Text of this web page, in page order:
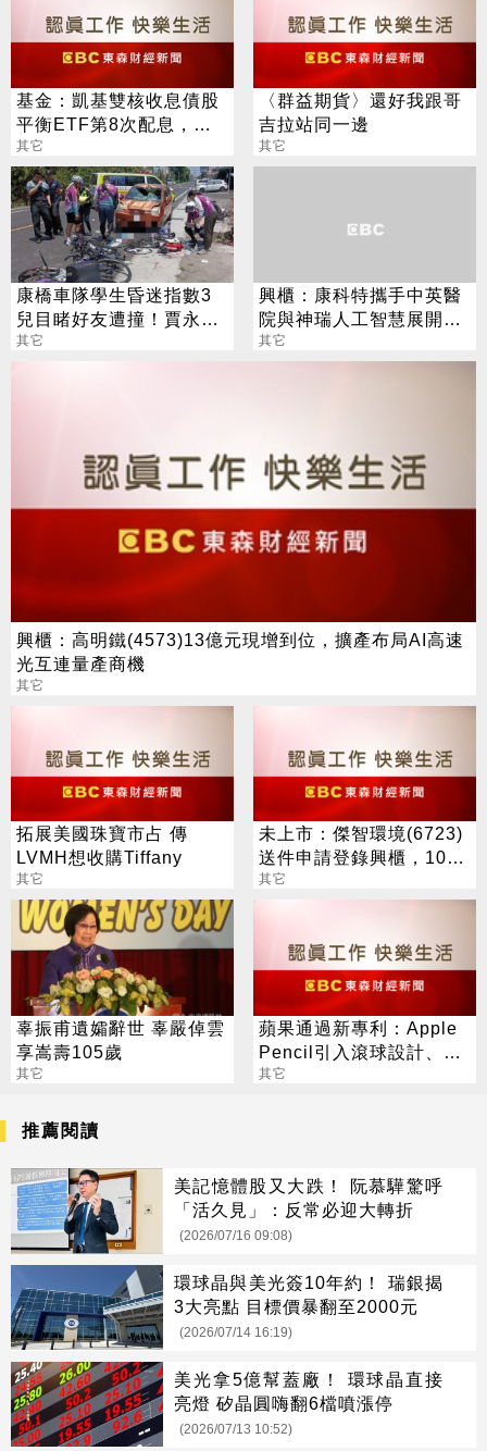
基金：凱基雙核收息債股
平衡ETF第8次配息，擬
配發0.082元，8月18日除
息
其它
〈群益期貨〉還好我跟哥
吉拉站同一邊
其它
康橋車隊學生昏迷指數3
兒目睹好友遭撞！賈永
婕：好心痛
其它
興櫃：康科特攜手中英醫
院與神瑞人工智慧展開策
略合作，導入LDCT AI判
讀系統
其它
興櫃：高明鐵(4573)13億元現增到位，擴產布局AI高速
光互連量產商機
其它
拓展美國珠寶市占 傳
LVMH想收購Tiffany
其它
未上市：傑智環境(6723)
送件申請登錄興櫃，106
年每股盈餘2元
其它
辜振甫遺孀辭世 辜嚴倬雲
享嵩壽105歲
其它
蘋果通過新專利：Apple
Pencil引入滾球設計、
iPad出現新擴充基座
其它
推薦閱讀
美記憶體股又大跌！ 阮慕驊驚呼
「活久見」：反常必迎大轉折
(2026/07/16 09:08)
環球晶與美光簽10年約！ 瑞銀揭
3大亮點 目標價暴翻至2000元
(2026/07/14 16:19)
美光拿5億幫蓋廠！ 環球晶直接
亮燈 矽晶圓嗨翻6檔噴漲停
(2026/07/13 10:52)